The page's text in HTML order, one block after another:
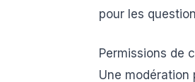
pour les
Permissions de
Une modération